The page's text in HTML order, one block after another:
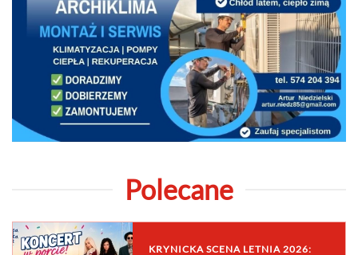
Polecane
KRYNICKA SCENA LETNIA 2026: